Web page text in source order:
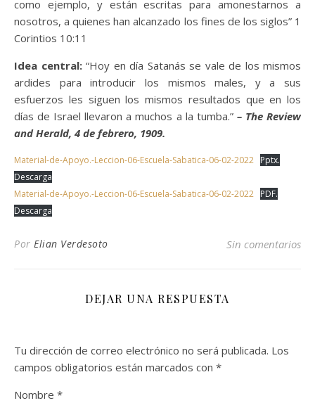
como ejemplo, y están escritas para amonestarnos a
nosotros, a quienes han alcanzado los fines de los siglos” 1
Corintios 10:11
Idea central:“Hoy en día Satanás se vale de los mismos
ardides para introducir los mismos males, y a sus
esfuerzos les siguen los mismos resultados que en los
días de Israel llevaron a muchos a la tumba.” – The Review
and Herald, 4 de febrero, 1909.
Material-de-Apoyo.-Leccion-06-Escuela-Sabatica-06-02-2022 Pptx.
Descarga
Material-de-Apoyo.-Leccion-06-Escuela-Sabatica-06-02-2022 PDF.
Descarga
Por Elian Verdesoto Sin comentarios
DEJAR UNA RESPUESTA
Tu dirección de correo electrónico no será publicada. Los
campos obligatorios están marcados con *
Nombre *